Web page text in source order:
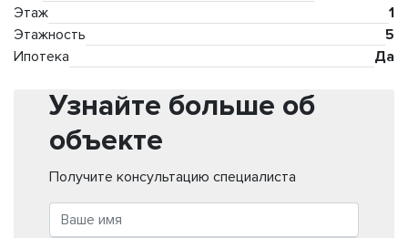
Этаж
1
Этажность
5
Ипотека
Да
Узнайте больше об
объекте
Получите консультацию специалиста